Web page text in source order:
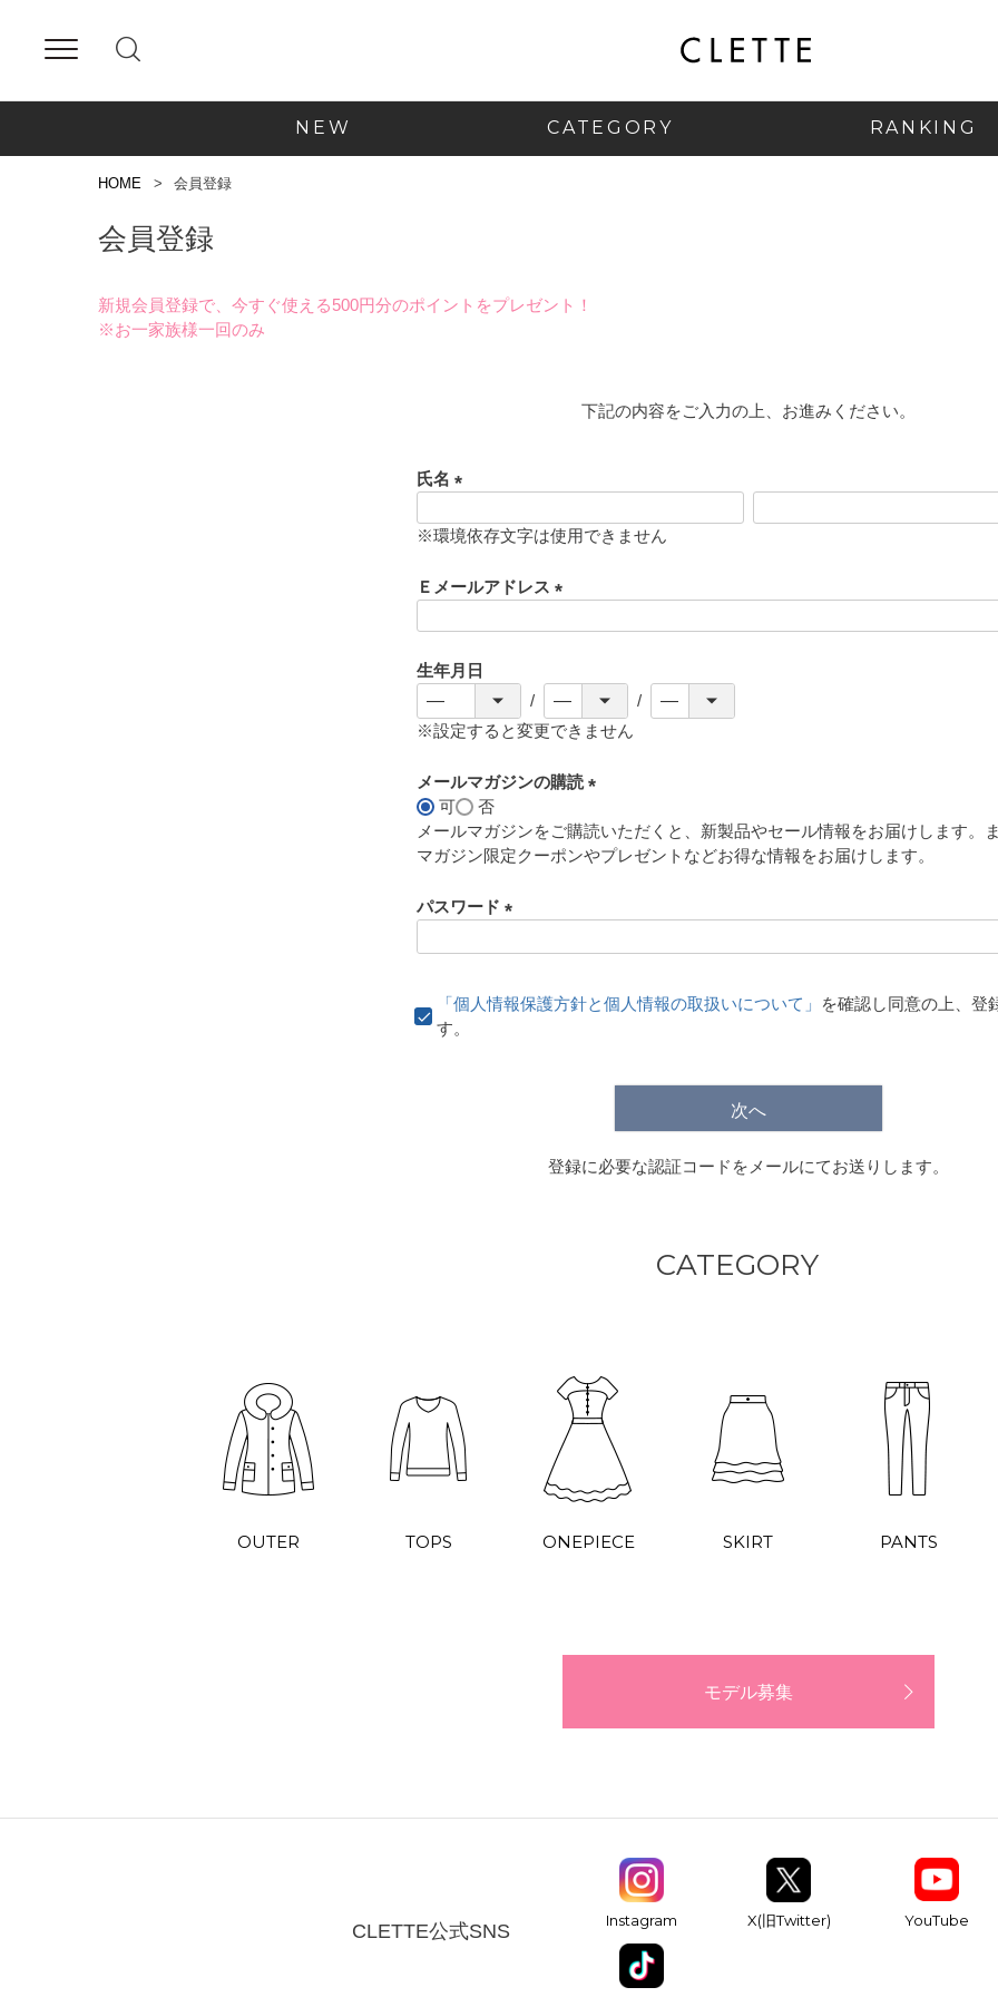
NEW CATEGORY RANKING
HOME 会員登録
会員登録
新規会員登録で、今すぐ使える500円分のポイントをプレゼント！
※お一家族様一回のみ
下記の内容をご入力の上、お進みください。
氏名
必
)
※環境依存文字は使用できません
Ｅメールアドレス
生年月日
※設定すると変更できません
メールマガジンの購読
必
須
可
否
メールマガジンをご購読いただくと、新製品やセール情報をお届けします。
マガジン限定クーポンやプレゼントなどお得な情報をお届けします。
パスワード
)
「個人情報保護方針と個人情報の取扱いについて」
を確認し同意の上、登
す。
次へ
登録に必要な認証コードをメールにてお送りします。
CATEGORY
OUTER TOPS ONEPIECE SKIRT PANTS
モデル募集
CLETTE公式SNS Instagram X(旧Twitter) YouTube